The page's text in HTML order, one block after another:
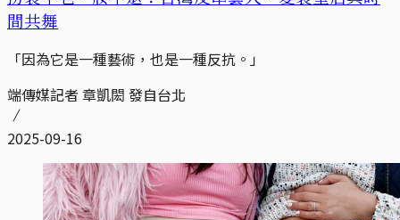
間共舞
「因為它是一種藝術，也是一種反抗。」
端傳媒記者 章凱閎 發自台北
2025-09-16